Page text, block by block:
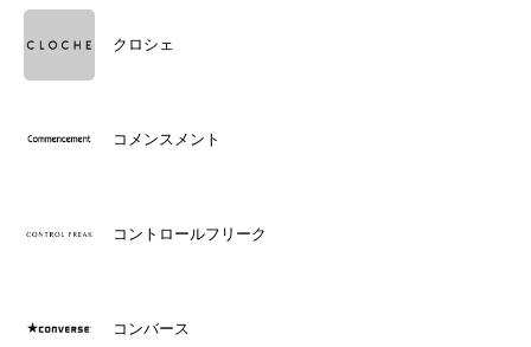
クロシェ
コメンスメント
コントロールフリーク
コンバース